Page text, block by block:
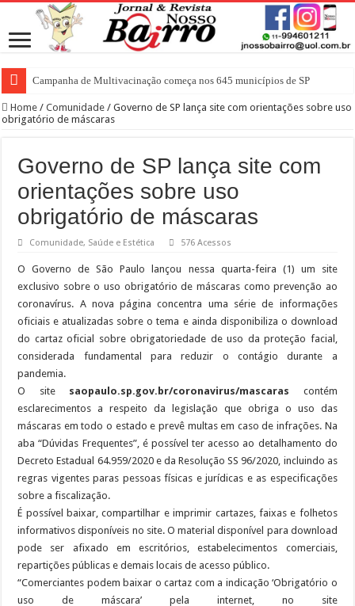
Campanha de Multivacinação começa nos 645 municípios de SP
Home / Comunidade / Governo de SP lança site com orientações sobre uso
obrigatório de máscaras
Governo de SP lança site com
orientações sobre uso
obrigatório de máscaras
Comunidade, Saúde e Estética 576 Acessos
O Governo de São Paulo lançou nessa quarta-feira (1) um site
exclusivo sobre o uso obrigatório de máscaras como prevenção ao
coronavírus. A nova página concentra uma série de informações
oficiais e atualizadas sobre o tema e ainda disponibiliza o download
do cartaz oficial sobre obrigatoriedade de uso da proteção facial,
considerada fundamental para reduzir o contágio durante a
pandemia.
O sitesaopaulo.sp.gov.br/coronavirus/mascaras contém
esclarecimentos a respeito da legislação que obriga o uso das
máscaras em todo o estado e prevê multas em caso de infrações. Na
aba “Dúvidas Frequentes”, é possível ter acesso ao detalhamento do
Decreto Estadual 64.959/2020 e da Resolução SS 96/2020, incluindo as
regras vigentes paras pessoas físicas e jurídicas e as especificações
sobre a fiscalização.
É possível baixar, compartilhar e imprimir cartazes, faixas e folhetos
informativos disponíveis no site. O material disponível para download
pode ser afixado em escritórios, estabelecimentos comerciais,
repartições públicas e demais locais de acesso público.
“Comerciantes podem baixar o cartaz com a indicação ‘Obrigatório o
uso de máscara’ pela internet, no site